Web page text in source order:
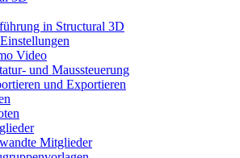
in Structural 3D
Video
und Maussteuerung
und Exportieren
Mitglieder